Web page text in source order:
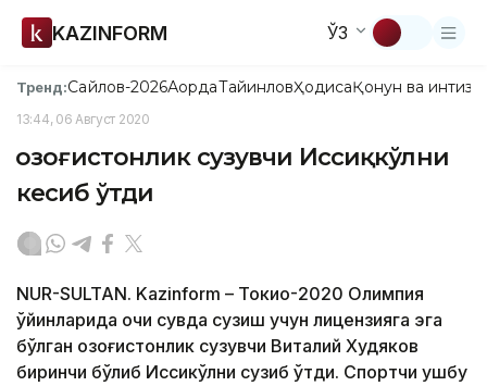
KAZINFORM ЎЗ
Тренд:Сайлов-2026АқордаТайинловҲодисаҚонун ва
13:44, 06 Август 2020
Қозоғистонлик сузувчи Иссиқкўлни
кесиб ўтди
NUR-SULTAN. Kazinform – Токио-2020 Олимпия
ўйинларида очиқ сувда сузиш учун лицензияга эга
бўлган қозоғистонлик сузувчи Виталий Худяков
биринчи бўлиб Иссиқкўлни сузиб ўтди. Спортчи ушбу